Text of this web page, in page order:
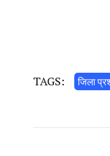
TAGS: जिला